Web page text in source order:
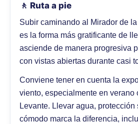
🚶 Ruta a pie
Subir caminando al Mirador de
es la forma más gratificante de
asciende de manera progresiva
con vistas abiertas durante casi
Conviene tener en cuenta la
viento, especialmente en verano
Levante. Llevar agua, protección
cómodo marca la diferencia,